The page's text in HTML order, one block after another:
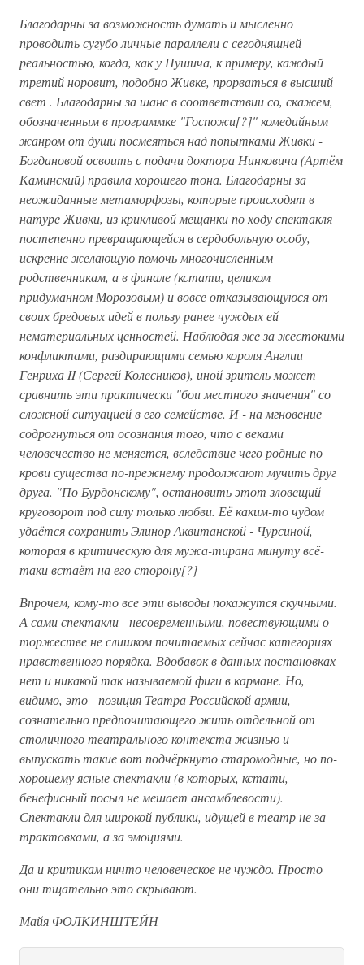
Благодарны за возможность думать и мысленно
проводить сугубо личные параллели с сегодняшней
реальностью, когда, как у Нушича, к примеру, каждый
третий норовит, подобно Живке, прорваться в высший
свет . Благодарны за шанс в соответствии со, скажем,
обозначенным в программке "Госпожи[?]" комедийным
жанром от души посмеяться над попытками Живки -
Богдановой освоить с подачи доктора Нинковича (Артём
Каминский) правила хорошего тона. Благодарны за
неожиданные метаморфозы, которые происходят в
натуре Живки, из крикливой мещанки по ходу спектакля
постепенно превращающейся в сердобольную особу,
искренне желающую помочь многочисленным
родственникам, а в финале (кстати, целиком
придуманном Морозовым) и вовсе отказывающуюся от
своих бредовых идей в пользу ранее чуждых ей
нематериальных ценностей. Наблюдая же за жестокими
конфликтами, раздирающими семью короля Англии
Генриха II (Сергей Колесников), иной зритель может
сравнить эти практически "бои местного значения" со
сложной ситуацией в его семействе. И - на мгновение
содрогнуться от осознания того, что с веками
человечество не меняется, вследствие чего родные по
крови существа по-прежнему продолжают мучить друг
друга. "По Бурдонскому", остановить этот зловещий
круговорот под силу только любви. Её каким-то чудом
удаётся сохранить Элинор Аквитанской - Чурсиной,
которая в критическую для мужа-тирана минуту всё-
таки встаёт на его сторону[?]
Впрочем, кому-то все эти выводы покажутся скучными.
А сами спектакли - несовременными, повествующими о
торжестве не слишком почитаемых сейчас категориях
нравственного порядка. Вдобавок в данных постановках
нет и никакой так называемой фиги в кармане. Но,
видимо, это - позиция Театра Российской армии,
сознательно предпочитающего жить отдельной от
столичного театрального контекста жизнью и
выпускать такие вот подчёркнуто старомодные, но по-
хорошему ясные спектакли (в которых, кстати,
бенефисный посыл не мешает ансамблевости).
Спектакли для широкой публики, идущей в театр не за
трактовками, а за эмоциями.
Да и критикам ничто человеческое не чуждо. Просто
они тщательно это скрывают.
Майя ФОЛКИНШТЕЙН